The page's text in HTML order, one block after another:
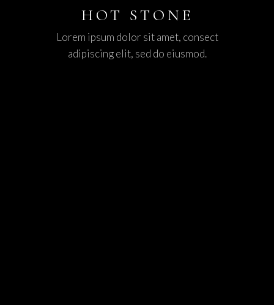
HOT STONE
Lorem ipsum dolor sit amet, consect
adipiscing elit, sed do eiusmod.